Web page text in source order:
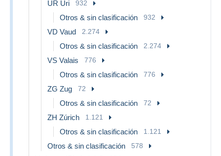
UR Uri 932
Otros & sin clasificación 932
VD Vaud 2.274
Otros & sin clasificación 2.274
VS Valais 776
Otros & sin clasificación 776
ZG Zug 72
Otros & sin clasificación 72
ZH Zúrich 1.121
Otros & sin clasificación 1.121
Otros & sin clasificación 578